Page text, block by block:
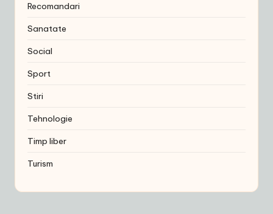
Recomandari
Sanatate
Social
Sport
Stiri
Tehnologie
Timp liber
Turism